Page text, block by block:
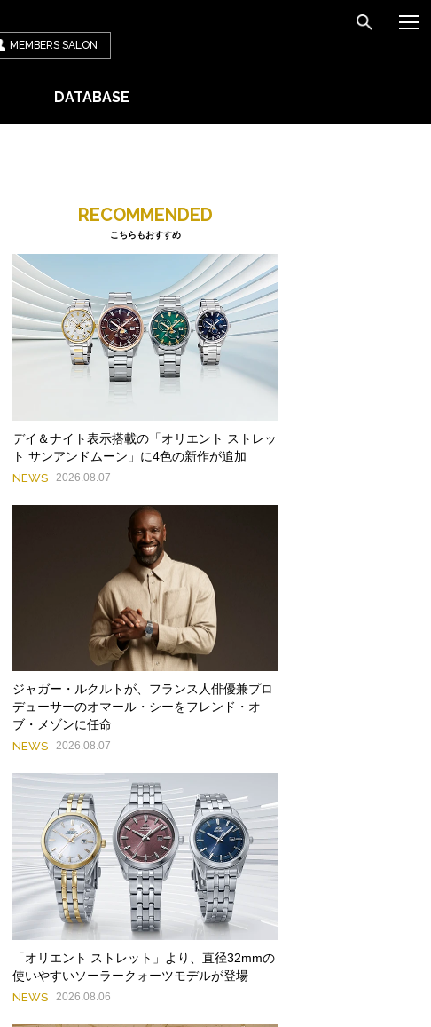
MEMBERS SALON
DATABASE
RECOMMENDED
こちらもおすすめ
デイ＆ナイト表示搭載の「オリエント ストレッ
ト サンアンドムーン」に4色の新作が追加
NEWS 2026.08.07
ジャガー・ルクルトが、フランス人俳優兼プロ
デューサーのオマール・シーをフレンド・オ
ブ・メゾンに任命
NEWS 2026.08.07
「オリエント ストレット」より、直径32mmの
使いやすいソーラークォーツモデルが登場
NEWS 2026.08.06